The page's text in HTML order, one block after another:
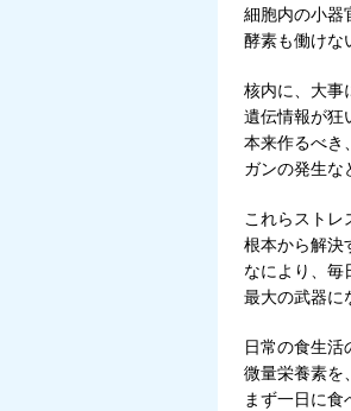
細胞内の小器
酵素も働けな
核内に、大事
遺伝情報が狂
本来作るべき
ガンの発生な
これらストレ
根本から解決
なにより、毎
最大の武器に
日常の食生活
微量栄養素を
まず一日に食